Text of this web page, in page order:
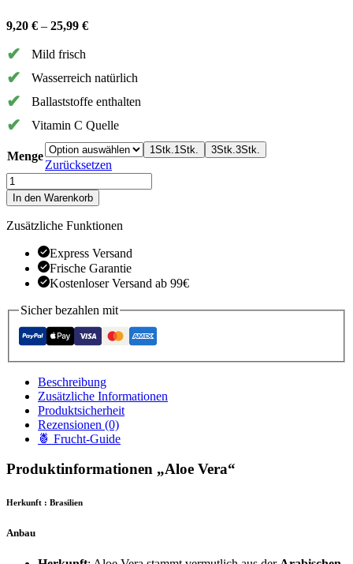
9,20 € – 25,99 €
Mild frisch
Wasserreich natürlich
Ballaststoffe enthalten
Vitamin C Quelle
Menge 1Stk. 1Stk. 3Stk. 3Stk.
Zurücksetzen
Aloe
Vera
Menge
In den Warenkorb
Zusätzliche Funktionen
Express Versand
Frische Garantie
Kostenloser Versand ab 99€
Sicher bezahlen mit
Beschreibung
Zusätzliche Informationen
Produktsicherheit
Rezensionen (0)
🍍 Frucht-Guide
Produktinformationen „Aloe Vera“
Herkunft : Brasilien
Anbau